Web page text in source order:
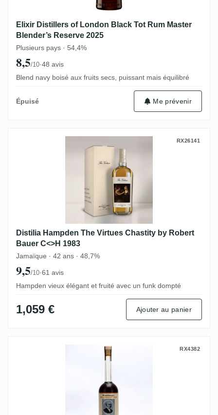
Elixir Distillers of London Black Tot Rum Master
Blender’s Reserve 2025
Plusieurs pays · 54,4%
8,5/10·48 avis
Blend navy boisé aux fruits secs, puissant mais équilibré
Épuisé Me prévenir
Distilia Hampden The Virtues Chastity by
RX26141
Distilia Hampden The Virtues Chastity by Robert
Bauer C<>H 1983
Jamaïque · 42 ans · 48,7%
9,5/10·61 avis
Hampden vieux élégant et fruité avec un funk dompté
1,059 € Ajouter au panier
Whisky Krüger Port Mourant RX4382